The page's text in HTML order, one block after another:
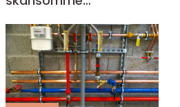
behandlinger for glatt
hud